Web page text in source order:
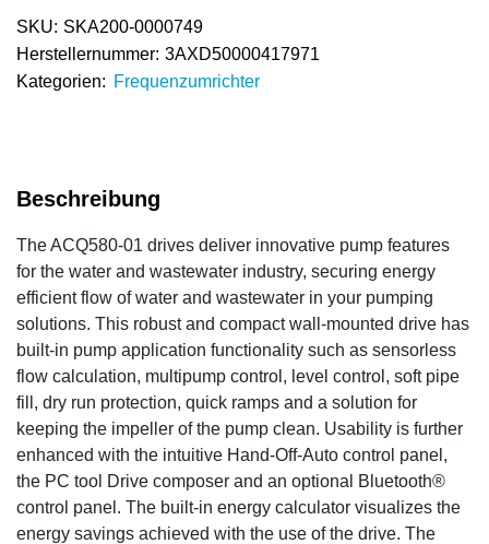
SKU: SKA200-0000749
Herstellernummer: 3AXD50000417971
Kategorien: Frequenzumrichter
The ACQ580-01 drives deliver innovative pump features
for the water and wastewater industry, securing energy
efficient flow of water and wastewater in your pumping
solutions. This robust and compact wall-mounted drive has
built-in pump application functionality such as sensorless
flow calculation, multipump control, level control, soft pipe
fill, dry run protection, quick ramps and a solution for
keeping the impeller of the pump clean. Usability is further
enhanced with the intuitive Hand-Off-Auto control panel,
the PC tool Drive composer and an optional Bluetooth®
control panel. The built-in energy calculator visualizes the
energy savings achieved with the use of the drive. The